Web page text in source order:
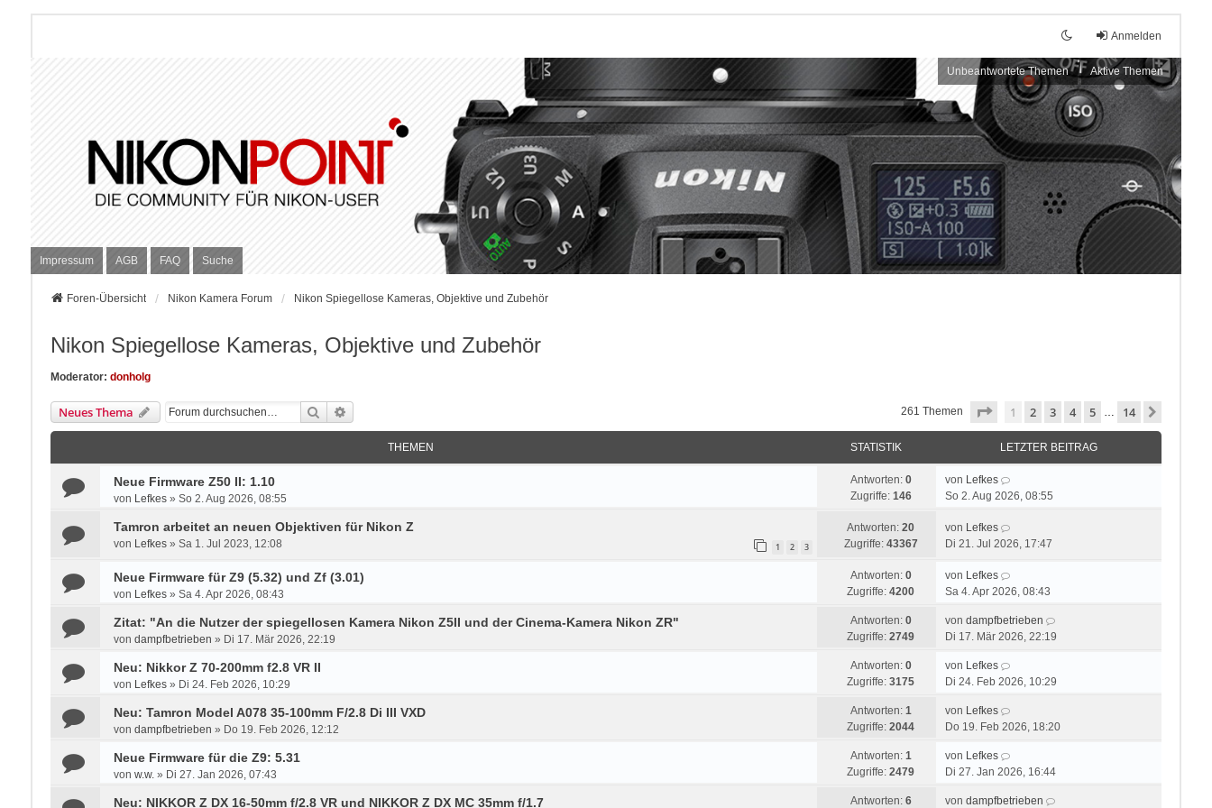
Anmelden
Unbeantwortete Themen Aktive Themen
Impressum AGB FAQ Suche
Foren-Übersicht Nikon Kamera Forum Nikon Spiegellose Kameras, Objektive und Zubehör
Nikon Spiegellose Kameras, Objektive und Zubehör
Moderator: donholg
Neues Thema Suche 261 Themen Seite von14
1 2 3 4 5 … 14
THEMEN STATISTIK LETZTER BEITRAG
Neue Firmware Z50 II: 1.10
von Lefkes» So 2. Aug 2026, 08:55
Antworten: 0
Zugriffe: 146
von Lefkes
So 2. Aug 2026, 08:55
Tamron arbeitet an neuen Objektiven für Nikon Z
von Lefkes» Sa 1. Jul 2023, 12:08 1 2 3
Antworten:20
Zugriffe: 43367
von Lefkes
Di 21. Jul 2026, 17:47
Neue Firmware für Z9 (5.32) und Zf (3.01)
von Lefkes» Sa 4. Apr 2026, 08:43
Antworten: 0
Zugriffe:4200
von Lefkes
Sa 4. Apr 2026, 08:43
Zitat: "An die Nutzer der spiegellosen Kamera Nikon Z5II und der Cinema-Kamera Nikon ZR"
von dampfbetrieben » Di 17. Mär 2026, 22:19
Antworten: 0
Zugriffe:2749
von dampfbetrieben
Di 17. Mär 2026, 22:19
Neu: Nikkor Z 70-200mm f2.8 VR II
von Lefkes» Di 24. Feb 2026, 10:29
Antworten: 0
Zugriffe:3175
von Lefkes
Di 24. Feb 2026, 10:29
Neu: Tamron Model A078 35-100mm F/2.8 Di III VXD
von dampfbetrieben » Do 19. Feb 2026, 12:12
Antworten: 1
Zugriffe:2044
von Lefkes
Do 19. Feb 2026, 18:20
Neue Firmware für die Z9: 5.31
von w.w.» Di 27. Jan 2026, 07:43
Antworten: 1
Zugriffe:2479
von Lefkes
Di 27. Jan 2026, 16:44
Neu: NIKKOR Z DX 16‑50mm f/2.8 VR und NIKKOR Z DX MC 35mm f/1.7 Antworten: 6
von dampfbetrieben